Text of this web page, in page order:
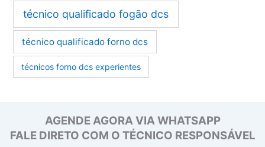
técnico qualificado fogão dcs
técnico qualificado forno dcs
técnicos forno dcs experientes
AGENDE AGORA VIA WHATSAPP
FALE DIRETO COM O TÉCNICO RESPONSÁVEL